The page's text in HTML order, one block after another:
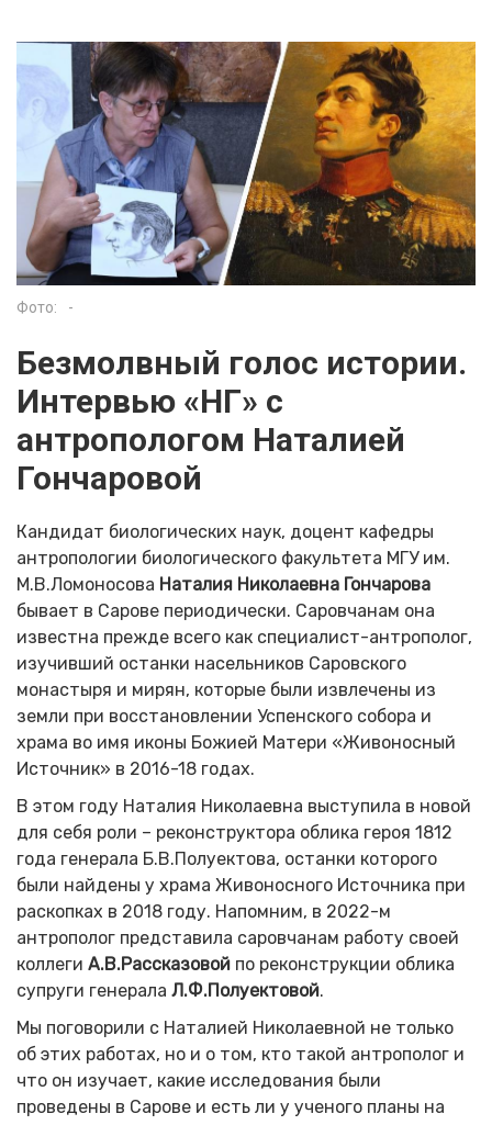
Фото: -
Безмолвный голос истории.
Интервью «НГ» с
антропологом Наталией
Гончаровой
Кандидат биологических наук, доцент кафедры
антропологии биологического факультета МГУ им.
М.В.Ломоносова Наталия Николаевна Гончарова
бывает в Сарове периодически. Саровчанам она
известна прежде всего как специалист-антрополог,
изучивший останки насельников Саровского
монастыря и мирян, которые были извлечены из
земли при восстановлении Успенского собора и
храма во имя иконы Божией Матери «Живоносный
Источник» в 2016-18 годах.
В этом году Наталия Николаевна выступила в новой
для себя роли – реконструктора облика героя 1812
года генерала Б.В.Полуектова, останки которого
были найдены у храма Живоносного Источника при
раскопках в 2018 году. Напомним, в 2022-м
антрополог представила саровчанам работу своей
коллеги А.В.Рассказовой по реконструкции облика
супруги генерала Л.Ф.Полуектовой.
Мы поговорили с Наталией Николаевной не только
об этих работах, но и о том, кто такой антрополог и
что он изучает, какие исследования были
проведены в Сарове и есть ли у ученого планы на